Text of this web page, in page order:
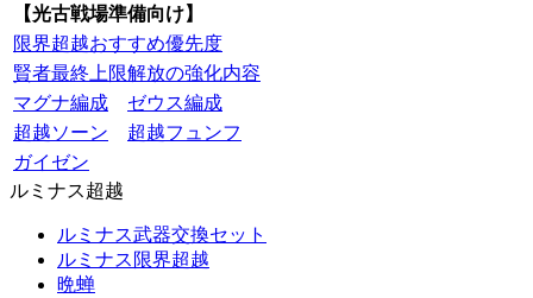
【光古戦場準備向け】
限界超越おすすめ優先度
賢者最終上限解放の強化内容
マグナ編成
ゼウス編成
超越ソーン
超越フュンフ
ガイゼン
ルミナス超越
ルミナス武器交換セット
ルミナス限界超越
晩蝉